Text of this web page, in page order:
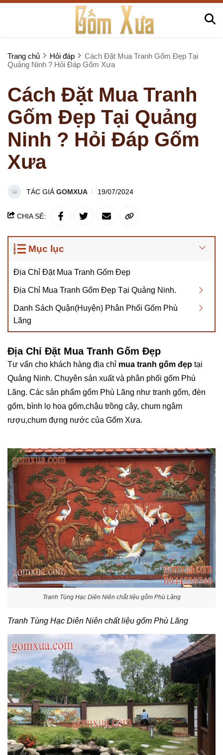
Trang chủ Hỏi đáp
Cách Đặt Mua Tranh Gốm Đẹp Tại
Quảng Ninh ? Hỏi Đáp Gốm Xưa
Cách Đặt Mua Tranh
Gốm Đẹp Tại Quảng
Ninh ? Hỏi Đáp Gốm
Xưa
TÁC GIẢ GOMXUA 19/07/2024
CHIA SẺ:
Mục lục
Địa Chỉ Đặt Mua Tranh Gốm Đẹp
Địa Chỉ Mua Tranh Gốm Đẹp Tại Quảng Ninh.
Danh Sách Quận(Huyện) Phân Phối Gốm Phù
Lãng
Địa Chỉ Đặt Mua Tranh Gốm Đẹp
Tư vấn cho khách hàng địa chỉ mua tranh gốm đẹp tại
Quảng Ninh. Chuyên sản xuất và phân phối gốm Phù
Lãng. Các sản phẩm gốm Phù Lãng như tranh gốm, đèn
gốm, bình lọ hoa gốm,chậu trồng cây, chum ngâm
rượu,chum đựng nước của Gốm Xưa.
Tranh Tùng Hạc Diên Niên chất liệu gốm Phù Lãng
Tranh Tùng Hạc Diên Niên chất liệu gốm Phù Lãng